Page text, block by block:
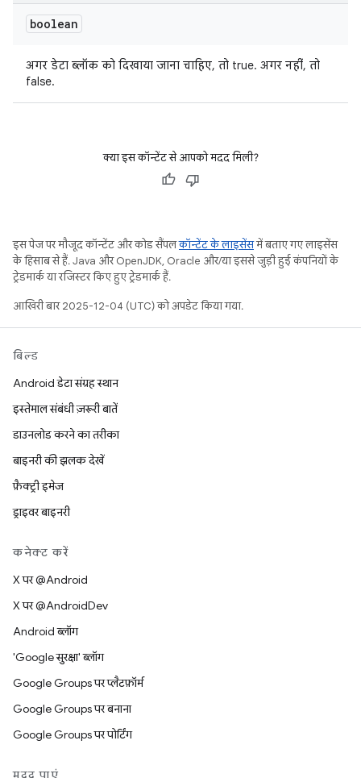
boolean
अगर डेटा ब्लॉक को दिखाया जाना चाहिए, तो true. अगर नहीं, तो
false.
क्या इस कॉन्टेंट से आपको मदद मिली?
इस पेज पर मौजूद कॉन्टेंट और कोड सैंपलकॉन्टेंट के लाइसेंसमें बताए गए लाइसेंस
के हिसाब से हैं. Java और OpenJDK, Oracle और/या इससे जुड़ी हुई कंपनियों के
ट्रेडमार्क या रजिस्टर किए हुए ट्रेडमार्क हैं.
आखिरी बार 2025-12-04 (UTC) को अपडेट किया गया.
बिल्ड
Android डेटा संग्रह स्थान
इस्तेमाल संबंधी ज़रूरी बातें
डाउनलोड करने का तरीका
बाइनरी की झलक देखें
फ़ैक्ट्री इमेज
ड्राइवर बाइनरी
कनेक्ट करें
X पर @Android
X पर @AndroidDev
Android ब्लॉग
'Google सुरक्षा' ब्लॉग
Google Groups पर प्लैटफ़ॉर्म
Google Groups पर बनाना
Google Groups पर पोर्टिंग
मदद पाएं